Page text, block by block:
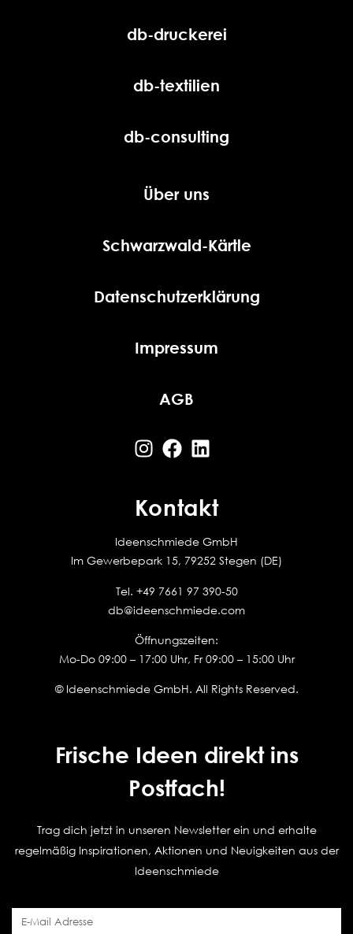
db-druckerei
db-textilien
db-consulting
Über uns
Schwarzwald-Kärtle
Datenschutzerklärung
Impressum
AGB
Kontakt
Ideenschmiede GmbH
Im Gewerbepark 15, 79252 Stegen (DE)
Tel. +49 7661 97 390-50
db@ideenschmiede.com
Öffnungszeiten:
Mo-Do 09:00 – 17:00 Uhr, Fr 09:00 – 15:00 Uhr
© Ideenschmiede GmbH. All Rights Reserved.
Frische Ideen direkt ins
Postfach!
Trag dich jetzt in unseren Newsletter ein und erhalte
regelmäßig Inspirationen, Aktionen und Neuigkeiten aus der
Ideenschmiede